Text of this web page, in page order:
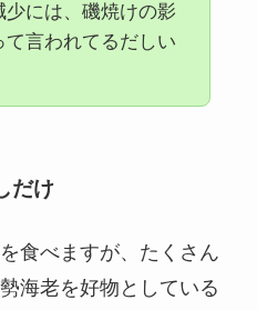
少には、磯焼けの影
て言われてるだしい
だけ
食べますが、たくさん
海老を好物としている